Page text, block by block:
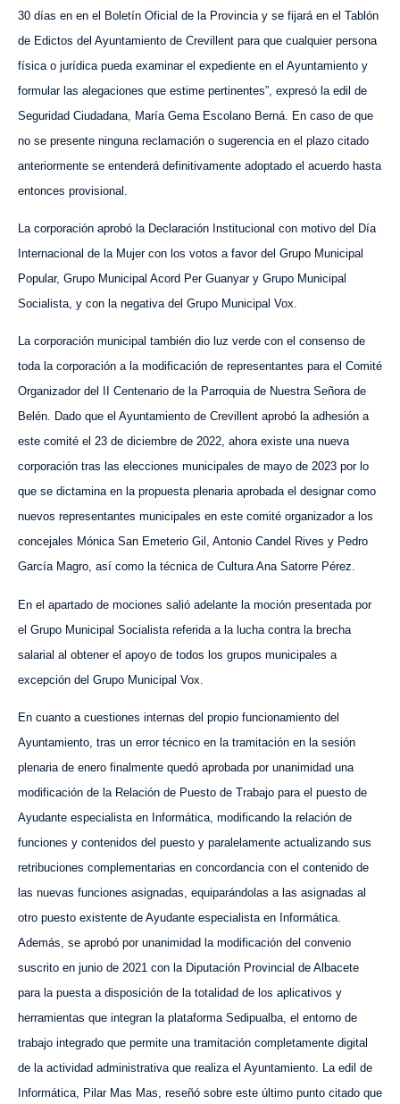
30 días en en el Boletín Oficial de la Provincia y se fijará en el Tablón
de Edictos del Ayuntamiento de Crevillent para que cualquier persona
física o jurídica pueda examinar el expediente en el Ayuntamiento y
formular las alegaciones que estime pertinentes”, expresó la edil de
Seguridad Ciudadana, María Gema Escolano Berná. En caso de que
no se presente ninguna reclamación o sugerencia en el plazo citado
anteriormente se entenderá definitivamente adoptado el acuerdo hasta
entonces provisional.
La corporación aprobó la Declaración Institucional con motivo del Día
Internacional de la Mujer con los votos a favor del Grupo Municipal
Popular, Grupo Municipal Acord Per Guanyar y Grupo Municipal
Socialista, y con la negativa del Grupo Municipal Vox.
La corporación municipal también dio luz verde con el consenso de
toda la corporación a la modificación de representantes para el Comité
Organizador del II Centenario de la Parroquia de Nuestra Señora de
Belén. Dado que el Ayuntamiento de Crevillent aprobó la adhesión a
este comité el 23 de diciembre de 2022, ahora existe una nueva
corporación tras las elecciones municipales de mayo de 2023 por lo
que se dictamina en la propuesta plenaria aprobada el designar como
nuevos representantes municipales en este comité organizador a los
concejales Mónica San Emeterio Gil, Antonio Candel Rives y Pedro
García Magro, así como la técnica de Cultura Ana Satorre Pérez.
En el apartado de mociones salió adelante la moción presentada por
el Grupo Municipal Socialista referida a la lucha contra la brecha
salarial al obtener el apoyo de todos los grupos municipales a
excepción del Grupo Municipal Vox.
En cuanto a cuestiones internas del propio funcionamiento del
Ayuntamiento, tras un error técnico en la tramitación en la sesión
plenaria de enero finalmente quedó aprobada por unanimidad una
modificación de la Relación de Puesto de Trabajo para el puesto de
Ayudante especialista en Informática, modificando la relación de
funciones y contenidos del puesto y paralelamente actualizando sus
retribuciones complementarias en concordancia con el contenido de
las nuevas funciones asignadas, equiparándolas a las asignadas al
otro puesto existente de Ayudante especialista en Informática.
Además, se aprobó por unanimidad la modificación del convenio
suscrito en junio de 2021 con la Diputación Provincial de Albacete
para la puesta a disposición de la totalidad de los aplicativos y
herramientas que integran la plataforma Sedipualba, el entorno de
trabajo integrado que permite una tramitación completamente digital
de la actividad administrativa que realiza el Ayuntamiento. La edil de
Informática, Pilar Mas Mas, reseñó sobre este último punto citado que